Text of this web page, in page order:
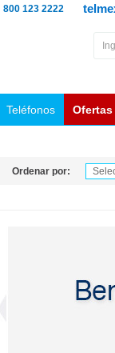
800 123 2222
Teléfonos Ofertas
Ordenar por: